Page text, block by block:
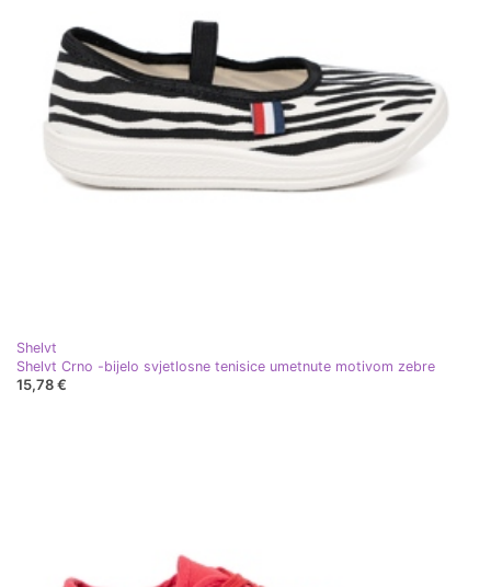
Shelvt
Shelvt Crno -bijelo svjetlosne tenisice umetnute motivom zebre
15,78 €